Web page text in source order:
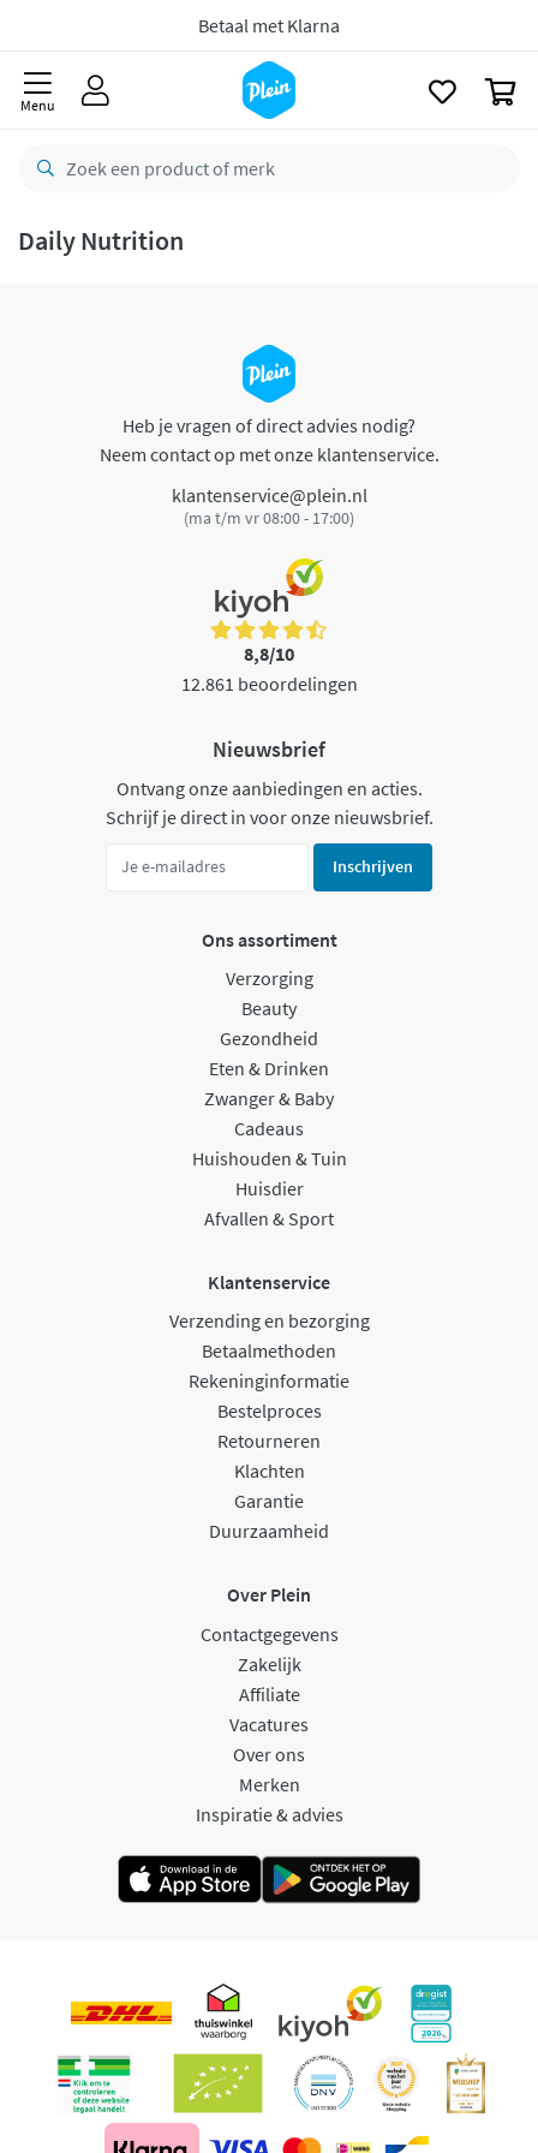
Betaal met Klarna
Menu
Daily Nutrition
Heb je vragen of direct advies nodig?
Neem contact op met onze klantenservice.
klantenservice@plein.nl
(ma t/m vr 08:00 - 17:00)
8,8/10
12.861 beoordelingen
Nieuwsbrief
Ontvang onze aanbiedingen en acties.
Schrijf je direct in voor onze nieuwsbrief.
Inschrijven
Ons assortiment
Verzorging
Beauty
Gezondheid
Eten & Drinken
Zwanger & Baby
Cadeaus
Huishouden & Tuin
Huisdier
Afvallen & Sport
Klantenservice
Verzending en bezorging
Betaalmethoden
Rekeninginformatie
Bestelproces
Retourneren
Klachten
Garantie
Duurzaamheid
Over Plein
Contactgegevens
Zakelijk
Affiliate
Vacatures
Over ons
Merken
Inspiratie & advies